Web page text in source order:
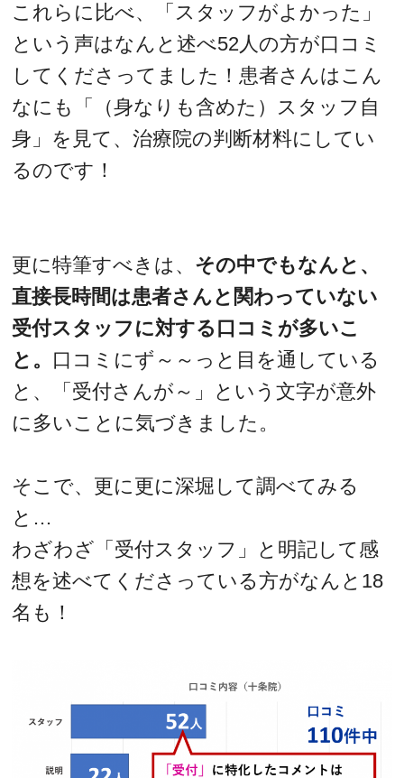
これらに比べ、「スタッフがよかった」
という声はなんと述べ52人の方が口コミ
してくださってました！患者さんはこん
なにも「（身なりも含めた）スタッフ自
身」を見て、治療院の判断材料にしてい
るのです！
更に特筆すべきは、 その中でもなんと、
直接長時間は患者さんと関わっていない
受付スタッフに対する口コミが多いこ
と。 口コミにず～～っと目を通している
と、「受付さんが～」という文字が意外
に多いことに気づきました。
そこで、更に更に深堀して調べてみる
と…
わざわざ「受付スタッフ」と明記して感
想を述べてくださっている方がなんと18
名も！